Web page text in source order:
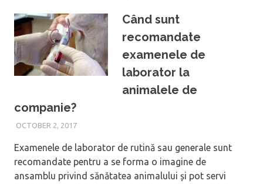
Când sunt
recomandate
examenele de
laborator la
animalele de
companie?
OCTOBER 2, 2017
Examenele de laborator de rutină sau generale sunt
recomandate pentru a se forma o imagine de
ansamblu privind sănătatea animalului și pot servi